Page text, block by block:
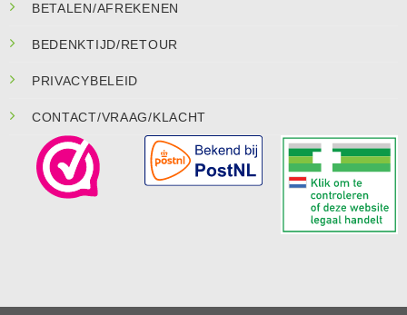
BETALEN/AFREKENEN
BEDENKTIJD/RETOUR
PRIVACYBELEID
CONTACT/VRAAG/KLACHT